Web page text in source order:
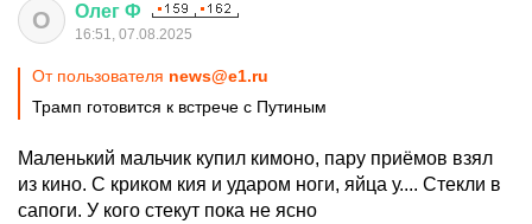
О Олег Ф
16:51, 07.08.2025
От пользователя news@e1.ru
Трамп готовится к встрече с Путиным
Маленький мальчик купил кимоно, пару приёмов взял
из кино. С криком кия и ударом ноги, яйца у.... Стекли в
сапоги. У кого стекут пока не ясно